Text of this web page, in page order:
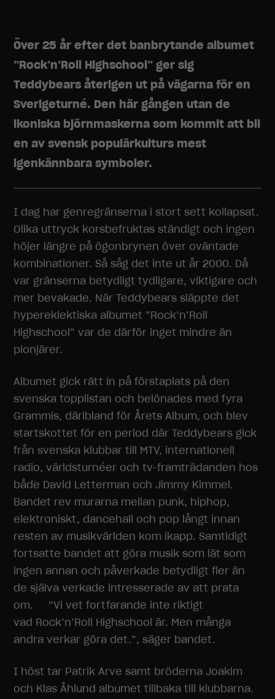
Över 25 år efter det banbrytande albumet
”Rock’n’Roll Highschool” ger sig
Teddybears återigen ut på vägarna för en
Sverigeturné. Den här gången utan de
ikoniska björnmaskerna som kommit att bli
en av svensk populärkulturs mest
igenkännbara symboler.
I dag har genregränserna i stort sett kollapsat.
Olika uttryck korsbefruktas ständigt och ingen
höjer längre på ögonbrynen över oväntade
kombinationer. Så såg det inte ut år 2000. Då
var gränserna betydligt tydligare, viktigare och
mer bevakade. När Teddybears släppte det
hypereklektiska albumet ”Rock’n’Roll
Highschool” var de därför inget mindre än
pionjärer.
Albumet gick rätt in på förstaplats på den
svenska topplistan och belönades med fyra
Grammis, däribland för Årets Album, och blev
startskottet för en period där Teddybears gick
från svenska klubbar till MTV, internationell
radio, världsturnéer och tv-framträdanden hos
både David Letterman och Jimmy Kimmel.
Bandet rev murarna mellan punk, hiphop,
elektroniskt, dancehall och pop långt innan
resten av musikvärlden kom ikapp. Samtidigt
fortsatte bandet att göra musik som lät som
ingen annan och påverkade betydligt fler än
de själva verkade intresserade av att prata
om. “Vi vet fortfarande inte riktigt
vad Rock’n’Roll Highschool är. Men många
andra verkar göra det.”, säger bandet.
I höst tar Patrik Arve samt bröderna Joakim
och Klas Åhlund albumet tillbaka till klubbarna.